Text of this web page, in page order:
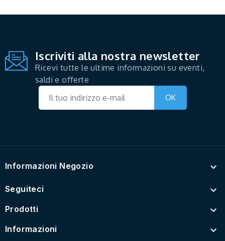
Iscriviti alla nostra newsletter
Ricevi tutte le ultime informazioni su eventi,
saldi e offerte
Informazioni Negozio 
Seguiteci 
Prodotti 
Informazioni 